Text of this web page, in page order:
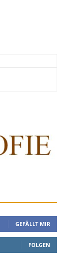
GEFÄLLT MIR
FOLGEN